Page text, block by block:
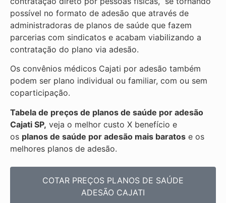
possível no formato de adesão que através de
administradoras de planos de saúde que fazem
parcerias com sindicatos e acabam viabilizando a
contratação do plano via adesão.
Os convênios médicos Cajati por adesão também
podem ser plano individual ou familiar, com ou sem
coparticipação.
Tabela de preços de planos de saúde por adesão
Cajati SP, veja o melhor custo X benefício e
os planos de saúde por adesão mais baratos e os
melhores planos de adesão.
COTAR PREÇOS PLANOS DE SAÚDE
ADESÃO CAJATI